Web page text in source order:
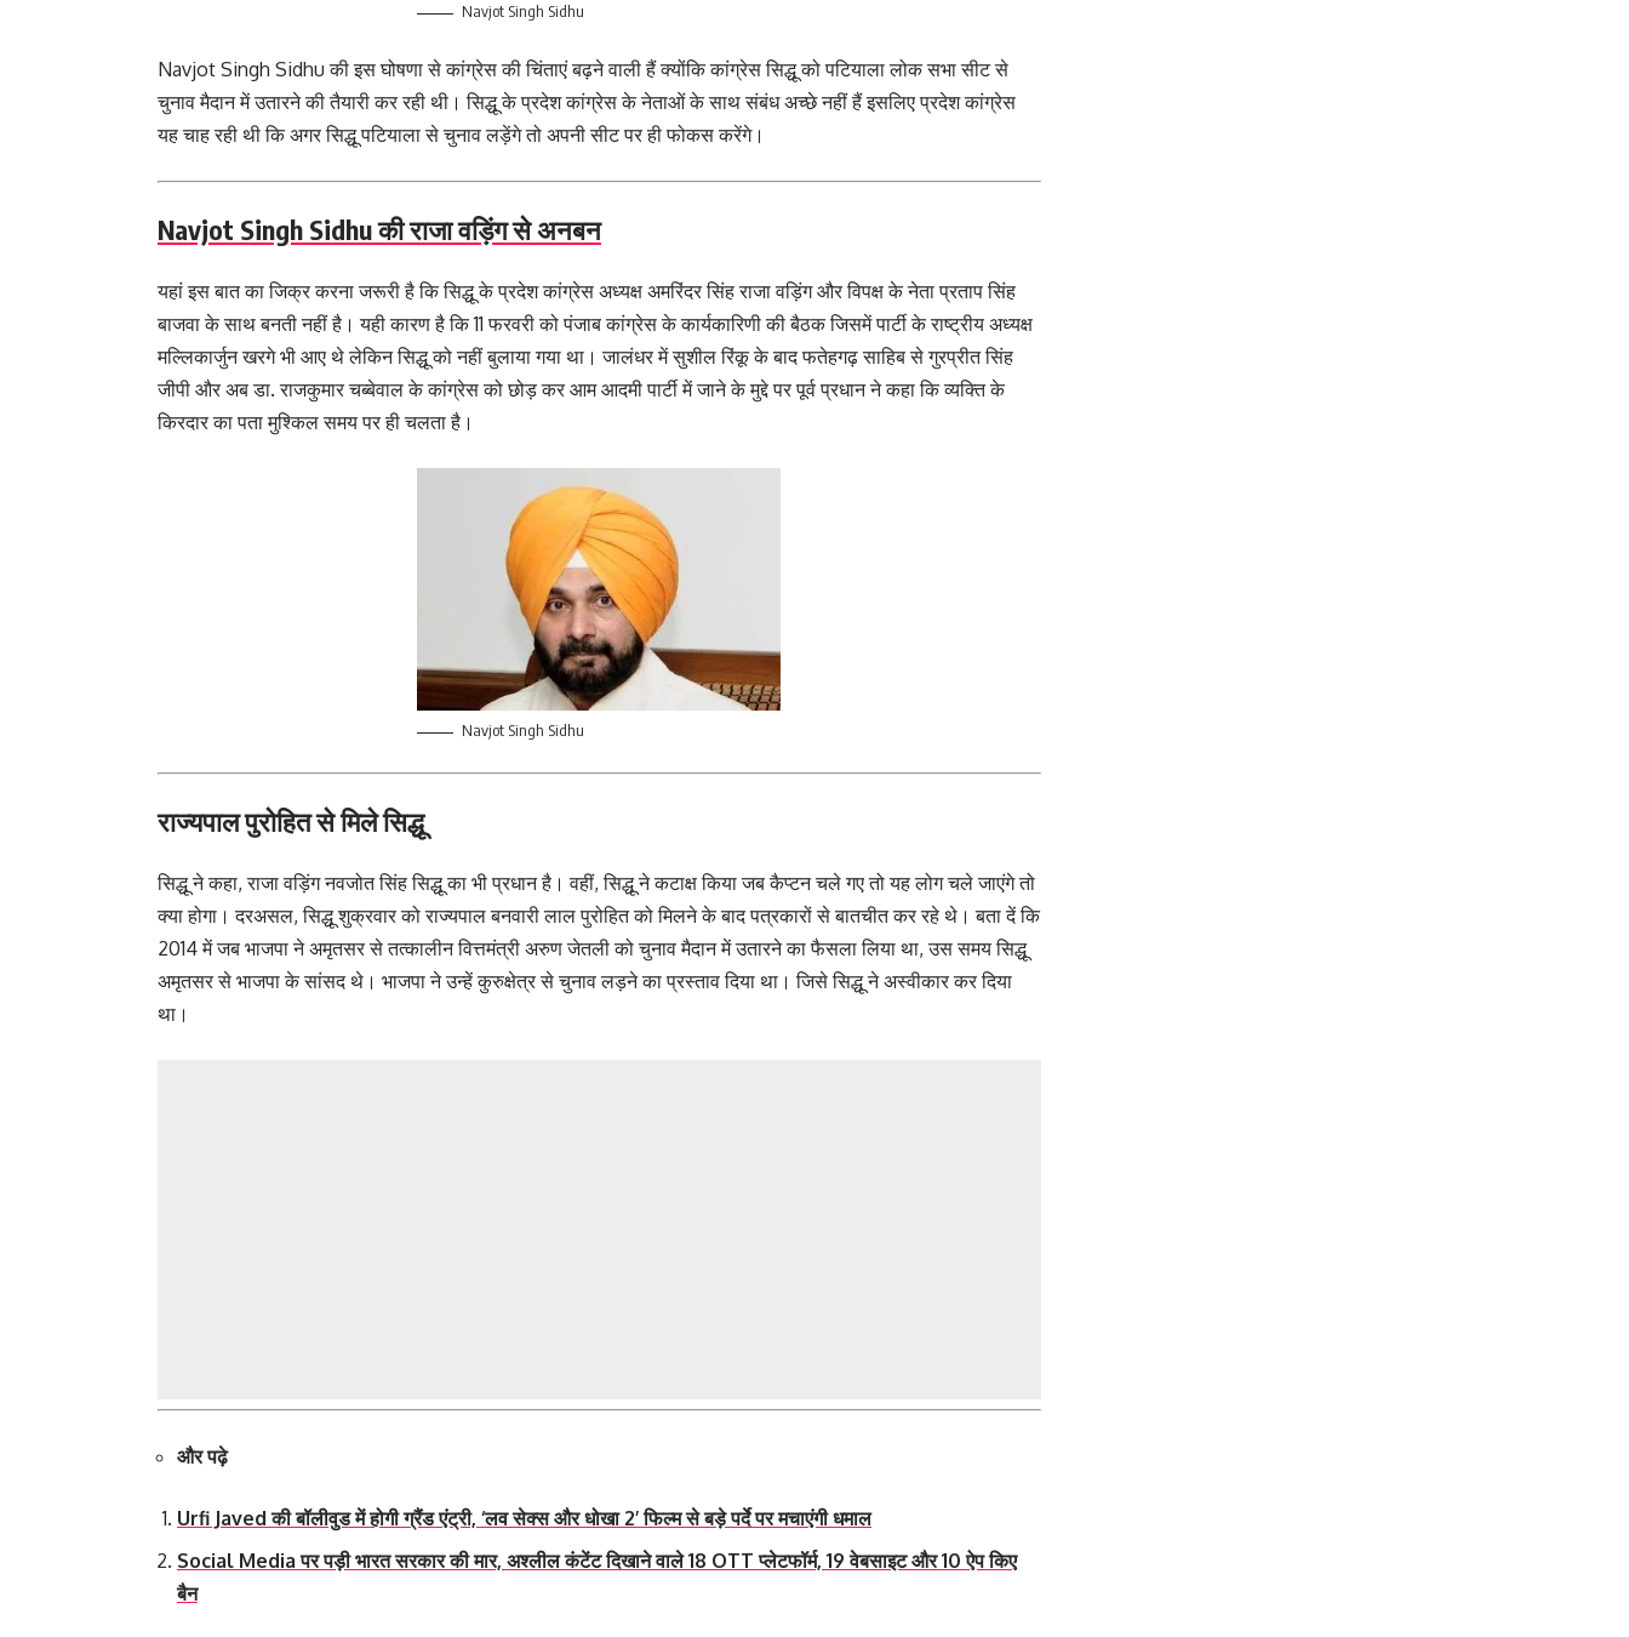
Navjot Singh Sidhu
Navjot Singh Sidhu की इस घोषणा से कांग्रेस की चिंताएं बढ़ने वाली हैं क्योंकि कांग्रेस सिद्धू को पटियाला लोक सभा सीट से
चुनाव मैदान में उतारने की तैयारी कर रही थी। सिद्धू के प्रदेश कांग्रेस के नेताओं के साथ संबंध अच्छे नहीं हैं इसलिए प्रदेश कांग्रेस
यह चाह रही थी कि अगर सिद्धू पटियाला से चुनाव लड़ेंगे तो अपनी सीट पर ही फोकस करेंगे।
Navjot Singh Sidhu की राजा वड़िंग से अनबन
यहां इस बात का जिक्र करना जरूरी है कि सिद्धू के प्रदेश कांग्रेस अध्यक्ष अमरिंदर सिंह राजा वड़िंग और विपक्ष के नेता प्रताप सिंह
बाजवा के साथ बनती नहीं है। यही कारण है कि 11 फरवरी को पंजाब कांग्रेस के कार्यकारिणी की बैठक जिसमें पार्टी के राष्ट्रीय अध्यक्ष
मल्लिकार्जुन खरगे भी आए थे लेकिन सिद्धू को नहीं बुलाया गया था। जालंधर में सुशील रिंकू के बाद फतेहगढ़ साहिब से गुरप्रीत सिंह
जीपी और अब डा. राजकुमार चब्बेवाल के कांग्रेस को छोड़ कर आम आदमी पार्टी में जाने के मुद्दे पर पूर्व प्रधान ने कहा कि व्यक्ति के
किरदार का पता मुश्किल समय पर ही चलता है।
Navjot Singh Sidhu
राज्यपाल पुरोहित से मिले सिद्धू
सिद्धू ने कहा, राजा वड़िंग नवजोत सिंह सिद्धू का भी प्रधान है। वहीं, सिद्धू ने कटाक्ष किया जब कैप्टन चले गए तो यह लोग चले जाएंगे तो
क्या होगा। दरअसल, सिद्धू शुक्रवार को राज्यपाल बनवारी लाल पुरोहित को मिलने के बाद पत्रकारों से बातचीत कर रहे थे। बता दें कि
2014 में जब भाजपा ने अमृतसर से तत्कालीन वित्तमंत्री अरुण जेतली को चुनाव मैदान में उतारने का फैसला लिया था, उस समय सिद्धू
अमृतसर से भाजपा के सांसद थे। भाजपा ने उन्हें कुरुक्षेत्र से चुनाव लड़ने का प्रस्ताव दिया था। जिसे सिद्धू ने अस्वीकार कर दिया
था।
और पढ़े
Urfi Javed की बॉलीवुड में होगी ग्रैंड एंट्री, ‘लव सेक्स और धोखा 2’ फिल्म से बड़े पर्दे पर मचाएंगी धमाल
Social Media पर पड़ी भारत सरकार की मार, अश्लील कंटेंट दिखाने वाले 18 OTT प्लेटफॉर्म, 19 वेबसाइट और 10 ऐप किए
बैन